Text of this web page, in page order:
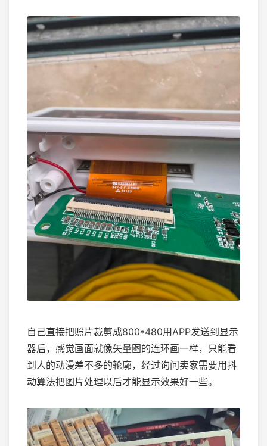
自己直接把照片裁剪成800*480用APP发送到显示
器后，感觉画面就像矢量图的连环画一样，只能看
到人的动漫差不多的轮廓，经过询问卖家需要用抖
动算法把图片处理以后才能显示效果好一些。